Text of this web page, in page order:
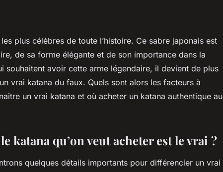
katana
plus célèbres de toute l’histoire. Ce sabre japonais est
de sa forme élégante et de son importance dans la
souhaitent avoir cette arme légendaire, il devient de plus
vrai katana du faux. Quels sont alors les facteurs à
un vrai katana et où acheter un katana authentique au
katana qu’on veut acheter est le vrai ?
quelques détails importants pour différencier un vrai